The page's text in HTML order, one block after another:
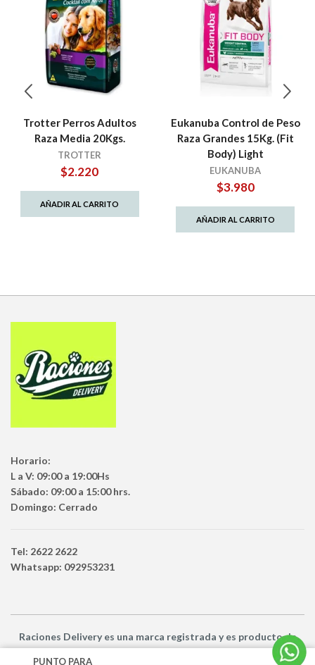
Trotter Perros Adultos
Raza Media 20Kgs.
TROTTER
$2.220
AÑADIR AL CARRITO
Eukanuba Control de Peso
Raza Grandes 15Kg. (Fit
Body) Light
EUKANUBA
$3.980
AÑADIR AL CARRITO
Horario:
L a V: 09:00 a 19:00Hs
Sábado: 09:00 a 15:00 hrs.
Domingo: Cerrado
Tel: 2622 2622
Whatsapp: 092953231
Raciones Deliveryes una marca registrada y es productode
Netbuy Uruguay SRL -© Todos los derechos reservados
PUNTO PARA